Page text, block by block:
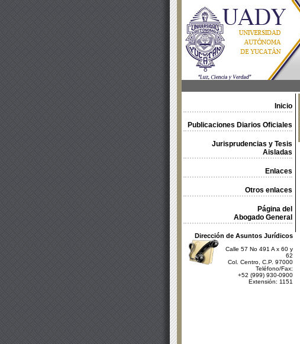
Inicio
Publicaciones Diarios Oficiales
Jurisprudencias y Tesis
Aisladas
Enlaces
Otros enlaces
Página del
Abogado General
Dirección de Asuntos Jurídicos
Calle 57 No 491 A x 60 y
62
Col. Centro, C.P. 97000
Teléfono/Fax:
+52 (999) 930-0900
Extensión: 1151